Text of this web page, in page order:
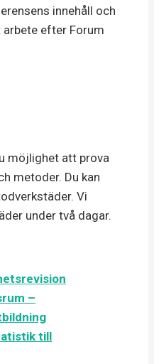
innehåll och
efter Forum
möjlighet att prova
metoder. Du kan
Vi
under två dagar.
–
till